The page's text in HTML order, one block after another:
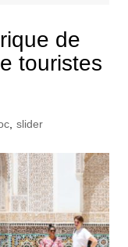
de
touristes
, slider